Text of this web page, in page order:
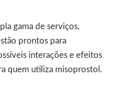
gama de serviços,
prontos para
interações e efeitos
quem utiliza misoprostol.